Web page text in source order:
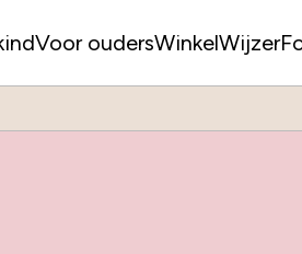
Voor oudersWinkelWijzer